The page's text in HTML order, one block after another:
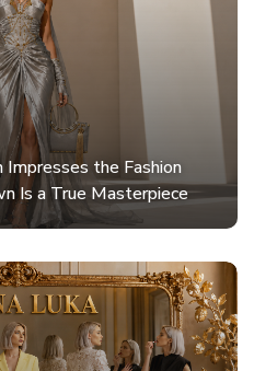
the Fashion
Is a True Masterpiece